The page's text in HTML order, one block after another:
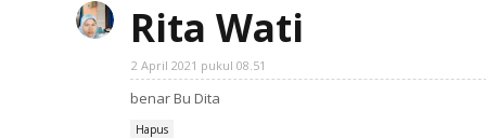
Rita Wati
2 April 2021 pukul 08.51
benar Bu Dita
Hapus